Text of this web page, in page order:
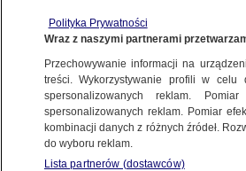
wkrótce. Podano termin
Alicja Skiba
19.05.2026, 18:53
Posłuchaj artykułu
Czyta lektor AI
Polityka Prywatności
Wraz z naszymi partnerami
Przechowywanie informacji na
treści. Wykorzystywanie profili w celu
spersonalizowanych reklam.
spersonalizowanych reklam. Pomiar
kombinacji danych z różnych źródeł.
do wyboru reklam.
Lista partnerów (dostawców)